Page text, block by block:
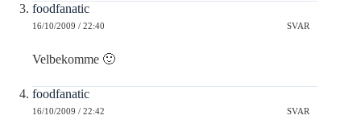
foodfanatic
16/10/2009 / 22:40 SVAR
Velbekomme 🙂
foodfanatic
16/10/2009 / 22:42 SVAR